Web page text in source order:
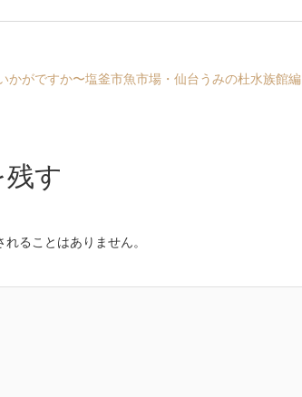
かがですか〜塩釜市魚市場・仙台うみの杜水族館編
す
ることはありません。